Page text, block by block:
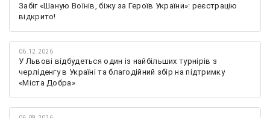
Забіг «Шаную Воїнів, біжу за Героїв України»: реєстрацію
відкрито!
06.12.2026
У Львові відбудеться один із найбільших турнірів з
черліденгу в Україні та благодійний збір на підтримку
«Міста Добра»